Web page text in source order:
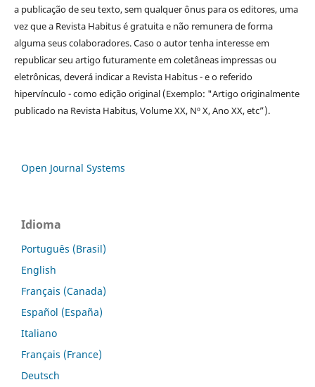
a publicação de seu texto, sem qualquer ônus para os editores, uma
vez que a Revista Habitus é gratuita e não remunera de forma
alguma seus colaboradores. Caso o autor tenha interesse em
republicar seu artigo futuramente em coletâneas impressas ou
eletrônicas, deverá indicar a Revista Habitus - e o referido
hipervínculo - como edição original (Exemplo: "Artigo originalmente
publicado na Revista Habitus, Volume XX, Nº X, Ano XX, etc”).
Open Journal Systems
Idioma
Português (Brasil)
English
Français (Canada)
Español (España)
Italiano
Français (France)
Deutsch